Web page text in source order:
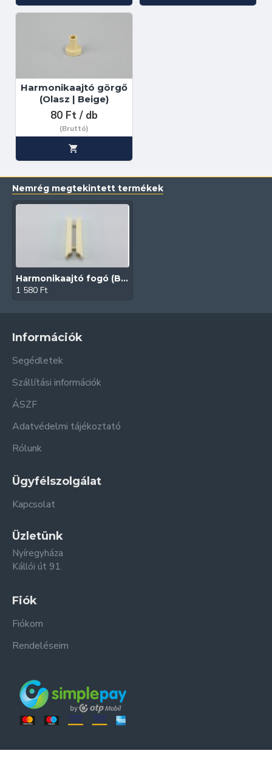
Harmonikaajtó görgő
(Olasz | Beige)
80 Ft / db
(Bruttó)
Nemrég megtekintett termékek
Harmonikaajtó fogó (Beige)
1 580 Ft
Információk
Segédletek
Szállítási információk
ÁSZF
Adatvédelmi tájékoztató
Rólunk
Ügyfélszolgálat
Kapcsolat
Üzletünk
Nyíregyháza
Kállói út 91.
Fiók
Fiókom
Rendeléseim